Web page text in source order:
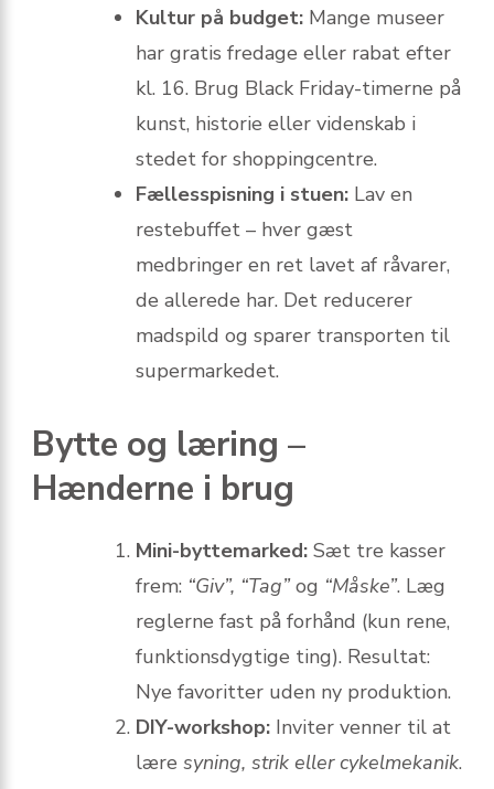
Kultur på budget: Mange museer
har gratis fredage eller rabat efter
kl. 16. Brug Black Friday-timerne på
kunst, historie eller videnskab i
stedet for shoppingcentre.
Fællesspisning i stuen: Lav en
reste­buffet – hver gæst
medbringer en ret lavet af råvarer,
de allerede har. Det reducerer
madspild og sparer transporten til
supermarkedet.
Bytte og læring –
Hænderne i brug
Mini-byttemarked: Sæt tre kasser
frem: “Giv”, “Tag”og “Måske”. Læg
reglerne fast på forhånd (kun rene,
funktionsdygtige ting). Resultat:
Nye favoritter uden ny produktion.
DIY-workshop: Inviter venner til at
lære syning, strik eller cykelmekanik.